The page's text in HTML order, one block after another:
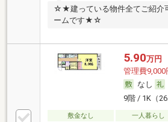
☆★建っている物件全てご紹介
ームです★☆
5.90万円
管理費9,000
なし
9階 / 1K（
敷金なし 一人暮らし